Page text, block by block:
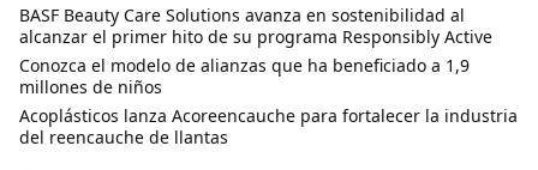
BASF Beauty Care Solutions avanza en sostenibilidad al
alcanzar el primer hito de su programa Responsibly Active
Conozca el modelo de alianzas que ha beneficiado a 1,9
millones de niños
Acoplásticos lanza Acoreencauche para fortalecer la industria
del reencauche de llantas